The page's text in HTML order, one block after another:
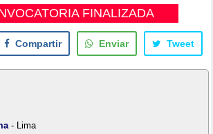
FINALIZADA
Compartir Enviar Tweet
- Lima